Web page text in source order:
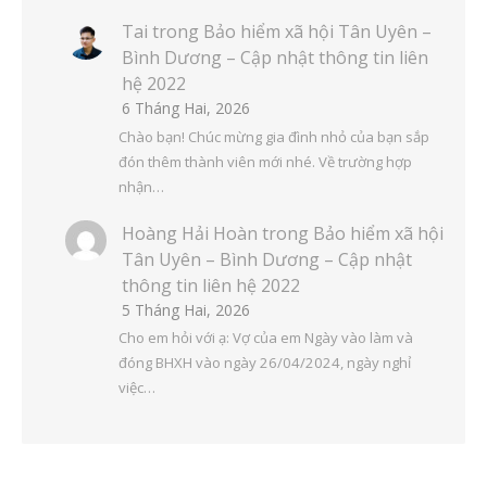
Tai trong Bảo hiểm xã hội Tân Uyên –
Bình Dương – Cập nhật thông tin liên
hệ 2022
6 Tháng Hai, 2026
Chào bạn! Chúc mừng gia đình nhỏ của bạn sắp
đón thêm thành viên mới nhé. Về trường hợp
nhận…
Hoàng Hải Hoàn trong Bảo hiểm xã hội
Tân Uyên – Bình Dương – Cập nhật
thông tin liên hệ 2022
5 Tháng Hai, 2026
Cho em hỏi với ạ: Vợ của em Ngày vào làm và
đóng BHXH vào ngày 26/04/2024, ngày nghỉ
việc…